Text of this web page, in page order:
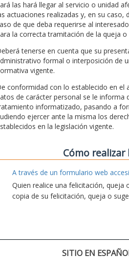
las hará llegar al servicio o unidad
actuaciones realizadas y, en su caso,
de que deba requerirse al
la correcta tramitación de la queja o
tenerse en cuenta que su
formal o interposición de
vigente.
conformidad con lo establecido en el
de carácter personal se le informa
informatizado, pasando a
ejercer ante la misma los
en la legislación vigente.
Cómo
A través de un formulario web
Quien realice una felicitación,
copia de su felicitación, queja o
SITIO EN